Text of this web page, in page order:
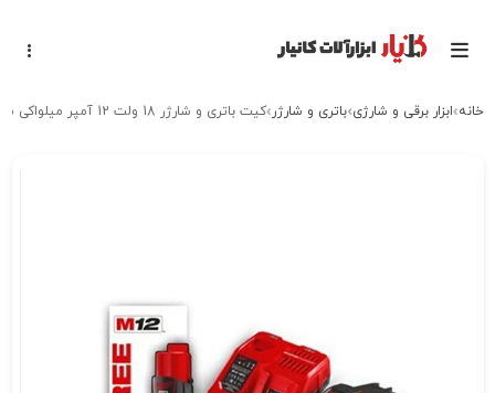
خانه ابزار برقی و شارژی باتری و شارژر کیت باتری و شارژر 18 ولت 12 آمپر میلواکی مدل M18HNRG-122